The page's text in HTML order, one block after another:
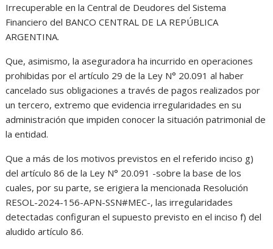
Irrecuperable en la Central de Deudores del Sistema
Financiero del BANCO CENTRAL DE LA REPÚBLICA
ARGENTINA.
Que, asimismo, la aseguradora ha incurrido en operaciones
prohibidas por el artículo 29 de la Ley N° 20.091 al haber
cancelado sus obligaciones a través de pagos realizados por
un tercero, extremo que evidencia irregularidades en su
administración que impiden conocer la situación patrimonial de
la entidad.
Que a más de los motivos previstos en el referido inciso g)
del artículo 86 de la Ley N° 20.091 -sobre la base de los
cuales, por su parte, se erigiera la mencionada Resolución
RESOL-2024-156-APN-SSN#MEC-, las irregularidades
detectadas configuran el supuesto previsto en el inciso f) del
aludido artículo 86.